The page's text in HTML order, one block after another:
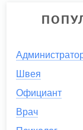
Швея
Официант
Врач